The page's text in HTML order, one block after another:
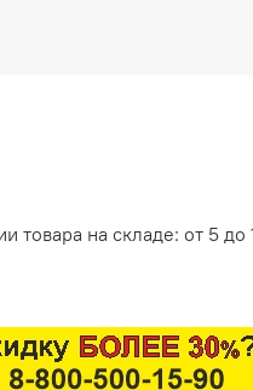
товара на складе: от 5 до